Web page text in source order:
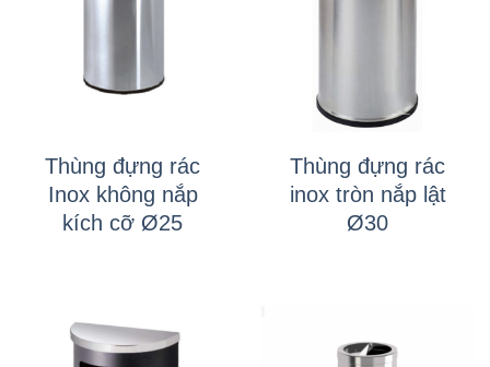
Thùng đựng rác
Inox không nắp
kích cỡ Ø25
Thùng đựng rác
inox tròn nắp lật
Ø30